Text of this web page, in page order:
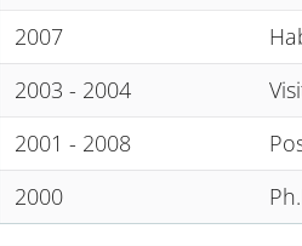
2007
2003 - 2004
2001 - 2008
2000